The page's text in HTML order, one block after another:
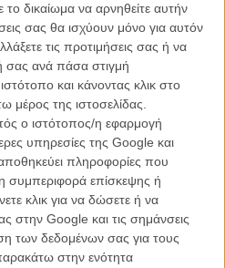
δικαίωμα να αρνηθείτε αυτήν
σας θα ισχύουν μόνο για αυτόν
τις προτιμήσεις σας ή να
σας ανά πάσα στιγμή
και κάνοντας κλικ στο
μέρος της ιστοσελίδας.
ο ιστότοπος/η εφαρμογή
υπηρεσίες της Google και
αποθηκεύει πληροφορίες που
συμπεριφορά επίσκεψης ή
κλικ για να δώσετε ή να
στην Google και τις σημάνσεις
των δεδομένων σας για τους
στην ενότητα
μας.
ΕΓΓΡΑΦΗ